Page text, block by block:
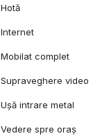
Hotă
Internet
Mobilat complet
Supraveghere video
Ușă intrare metal
Vedere spre oraș